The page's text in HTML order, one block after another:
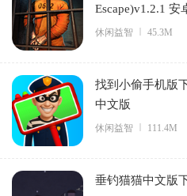
Escape)v1.2.1 安
休闲益智 45.3M
找到小偷手机版
中文版
休闲益智 111.4M
垂钓猫猫中文版